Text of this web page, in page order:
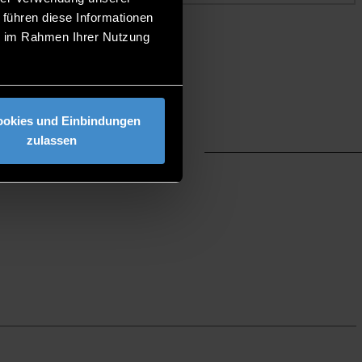
diese Informationen
Rahmen Ihrer Nutzung
und Einbindungen
zulassen